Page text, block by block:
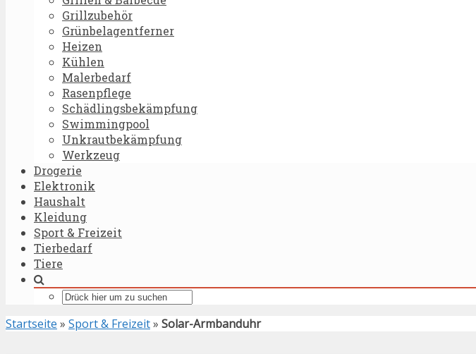
Grillzubehör
Grünbelagentferner
Heizen
Kühlen
Malerbedarf
Rasenpflege
Schädlingsbekämpfung
Swimmingpool
Unkrautbekämpfung
Werkzeug
Drogerie
Elektronik
Haushalt
Kleidung
Sport & Freizeit
Tierbedarf
Tiere
Startseite » Sport & Freizeit» Solar-Armbanduhr